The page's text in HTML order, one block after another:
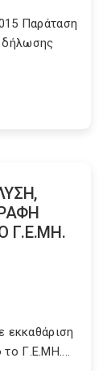
Παράταση
δήλωσης
Γ.Ε.ΜΗ.
εκκαθάριση
το Γ.Ε.ΜΗ....